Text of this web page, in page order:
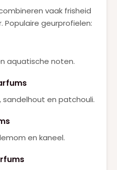
vaak frisheid
geurprofielen:
aquatische noten.
en patchouli.
en kaneel.